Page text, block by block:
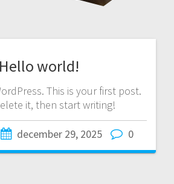
Hello world!
This is your first post.
it, then start writing!
december 29, 2025 0